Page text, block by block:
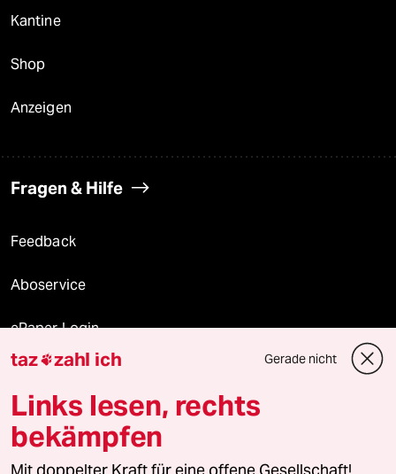
Kantine
Shop
Anzeigen
Fragen & Hilfe
Feedback
Aboservice
ePaper Login
Downloads für Abonnierende
© 2026 taz Verlags und Vertriebs GmbH
Alle Rechte vorbehalten. Bei rechtlichen Fragen oder für Genehmigungen
taz zahl ich Gerade nicht
Links lesen, rechts
bekämpfen